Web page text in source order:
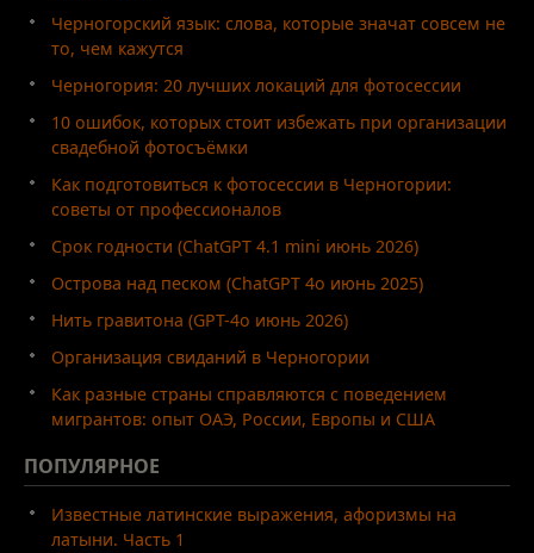
Черногорский язык: слова, которые значат совсем не
то, чем кажутся
Черногория: 20 лучших локаций для фотосессии
10 ошибок, которых стоит избежать при организации
свадебной фотосъёмки
Как подготовиться к фотосессии в Черногории:
советы от профессионалов
Срок годности (ChatGPT 4.1 mini июнь 2026)
Острова над песком (ChatGPT 4o июнь 2025)
Нить гравитона (GPT-4o июнь 2026)
Организация свиданий в Черногории
Как разные страны справляются с поведением
мигрантов: опыт ОАЭ, России, Европы и США
ПОПУЛЯРНОЕ
Известные латинские выражения, афоризмы на
латыни. Часть 1